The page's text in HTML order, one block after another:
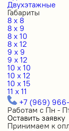
Двухэтажные
Габариты
8 x 8
8 x 9
8 x 10
8 x 12
9 x 9
9 x 12
10 x 10
10 x 12
10 x 15
11 x 11
+7 (969)
Работам с Пн -
Оставить заявку
Принимаем к